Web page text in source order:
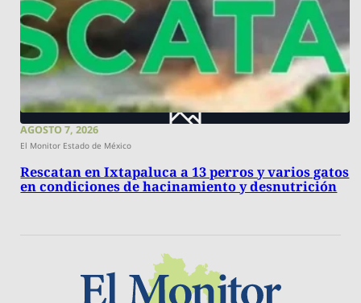
AGOSTO 7, 2026
El Monitor Estado de México
Rescatan en Ixtapaluca a 13 perros y varios gatos
en condiciones de hacinamiento y desnutrición